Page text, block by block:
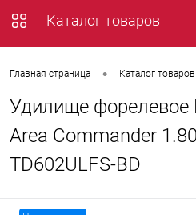
Каталог товаров
Главная страница • Каталог товаров
Удилище форелевое
Area Commander
TD602ULFS-BD